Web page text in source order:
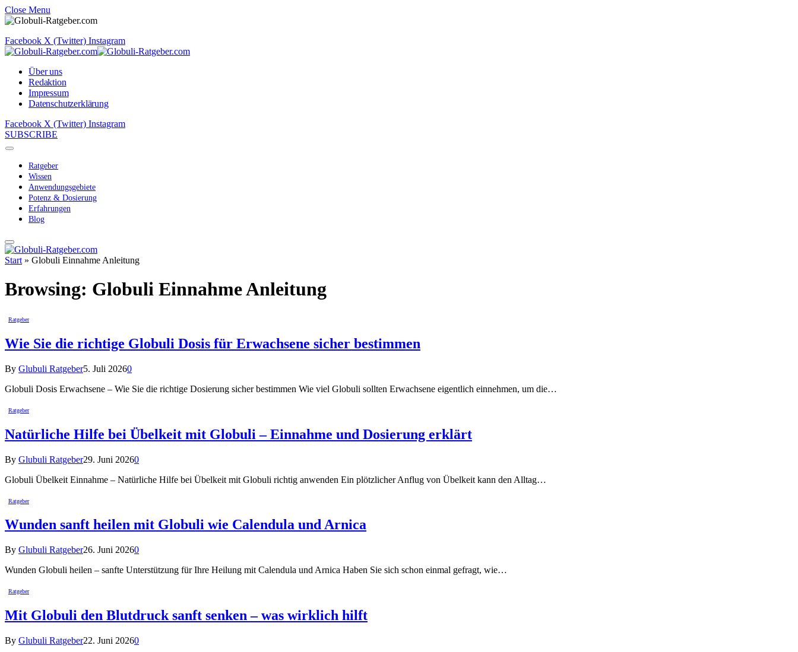
Close Menu
Facebook X (Twitter) Instagram
Über uns
Redaktion
Impressum
Datenschutzerklärung
Facebook X (Twitter) Instagram
SUBSCRIBE
Ratgeber
Wissen
Anwendungsgebiete
Potenz & Dosierung
Erfahrungen
Blog
Start » Globuli Einnahme Anleitung
Browsing: Globuli Einnahme Anleitung
Ratgeber
Wie Sie die richtige Globuli Dosis für Erwachsene sicher bestimmen
By Glubuli Ratgeber5. Juli 20260
Globuli Dosis Erwachsene – Wie Sie die richtige Dosierung sicher bestimmen Wie viel Globuli sollten Erwachsene eigentlich einnehmen, um die…
Ratgeber
Natürliche Hilfe bei Übelkeit mit Globuli – Einnahme und Dosierung erklärt
By Glubuli Ratgeber29. Juni 20260
Globuli Übelkeit Einnahme – Natürliche Hilfe bei Übelkeit mit Globuli richtig anwenden Ein plötzlicher Anflug von Übelkeit kann den Alltag…
Ratgeber
Wunden sanft heilen mit Globuli wie Calendula und Arnica
By Glubuli Ratgeber26. Juni 20260
Wunden Globuli heilen – sanfte Unterstützung für Ihre Heilung mit Calendula und Arnica Haben Sie sich schon einmal gefragt, wie…
Ratgeber
Mit Globuli den Blutdruck sanft senken – was wirklich hilft
By Glubuli Ratgeber22. Juni 20260